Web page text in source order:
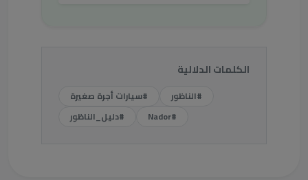
الكلمات الدلالية
#الناظور
#سيارات أجرة صغيرة
#Nador
#دليل_الناظور